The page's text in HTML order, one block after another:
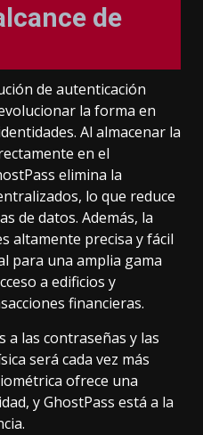
de
de autenticación
la forma en
Al almacenar la
en el
elimina la
lo que reduce
de datos. Además, la
altamente precisa y fácil
para una amplia gama
a edificios y
financieras.
a las contraseñas y las
será cada vez más
ofrece una
y GhostPass está a la